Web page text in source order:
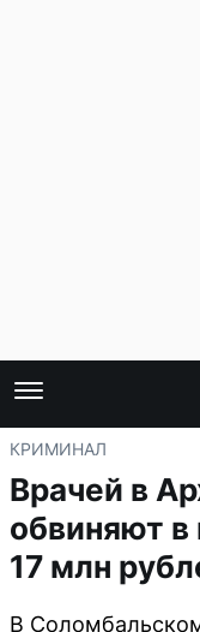
КРИМИНАЛ
Врачей в
обвиняют
17 млн
В